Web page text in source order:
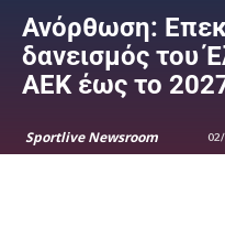
Ανόρθωση:
δανεισμός του
ΑΕΚ έως το
Sportlive Newsroom